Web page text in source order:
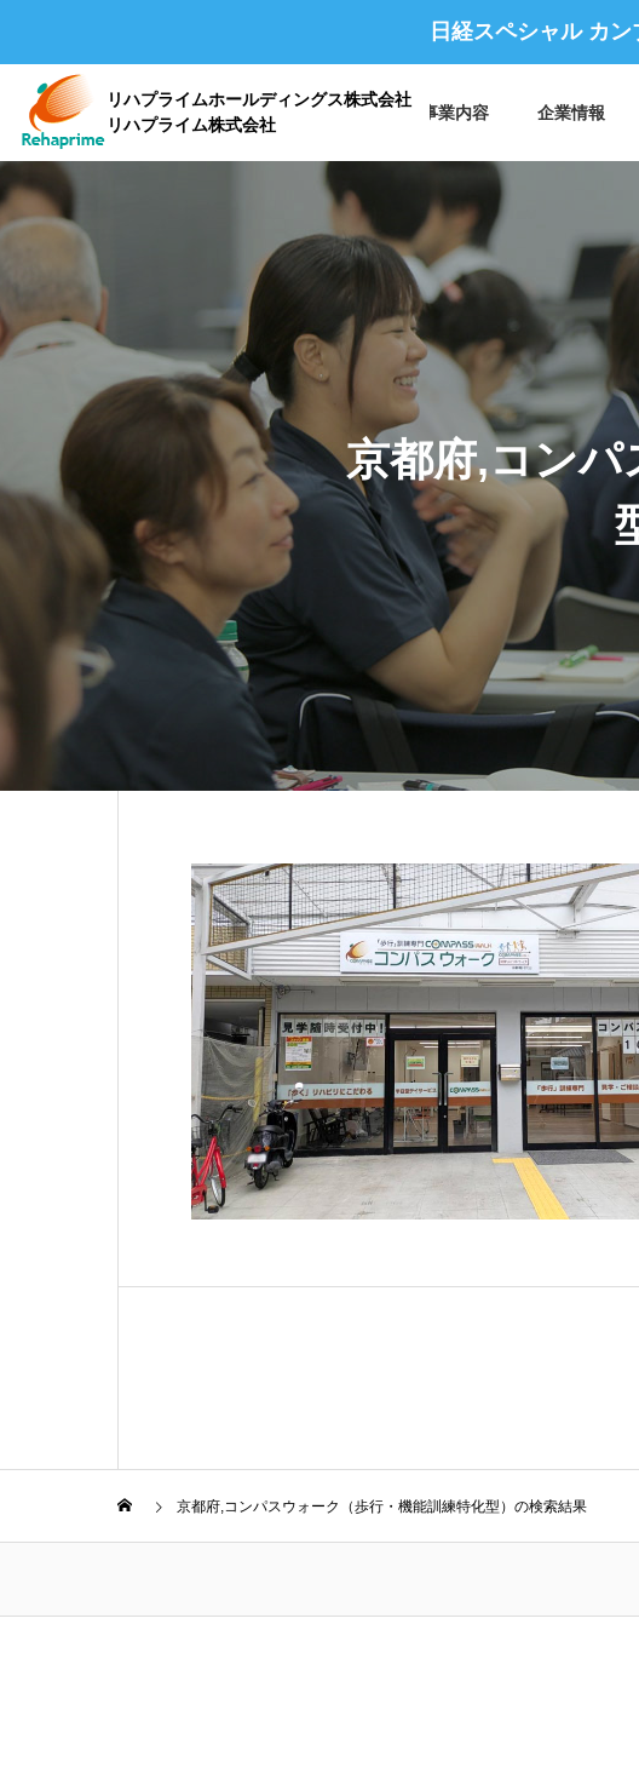
日経スペシャル カ
リハプライムホールディングス株式会社
リハプライム株式会社
ホーム 事業内容 企業情報
企業情報
会社概要 / アクセス
沿革
京都府,コンパ
京都府,コンパスウォーク（歩行・機能訓練特化型）の検索結果